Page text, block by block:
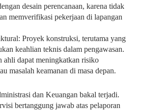
desain perencanaan, karena tidak
memverifikasi pekerjaan di lapangan
Proyek konstruksi, terutama yang
keahlian teknis dalam pengawasan.
ahli dapat meningkatkan risiko
masalah keamanan di masa depan.
dan Keuangan bakal terjadi.
bertanggung jawab atas pelaporan